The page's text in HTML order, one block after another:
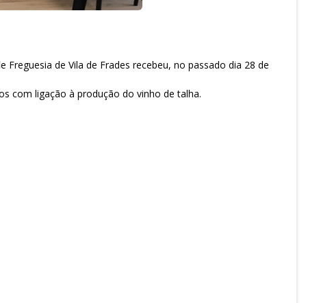
de Vila de Frades recebeu, no passado dia 28 de
com ligação à produção do vinho de talha.